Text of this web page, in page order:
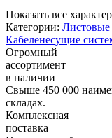
Показать все
Категории: Листовые
Кабеленесущие
Огромный
ассортимент
в наличии
Свыше 450 000
складах.
Комплексная
поставка